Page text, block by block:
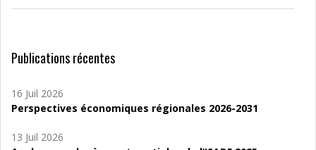
Publications récentes
16 Juil 2026
Perspectives économiques régionales 2026-2031
13 Juil 2026